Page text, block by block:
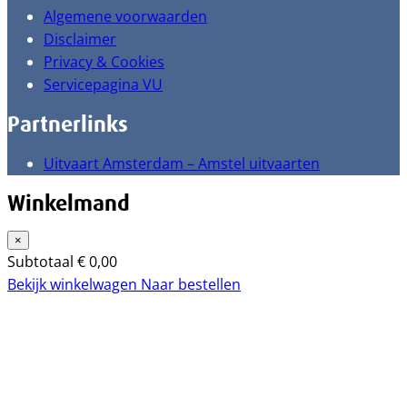
Algemene voorwaarden
Disclaimer
Privacy & Cookies
Servicepagina VU
Partnerlinks
Uitvaart Amsterdam – Amstel uitvaarten
Winkelmand
×
Subtotaal €0,00
Bekijk winkelwagen Naar bestellen